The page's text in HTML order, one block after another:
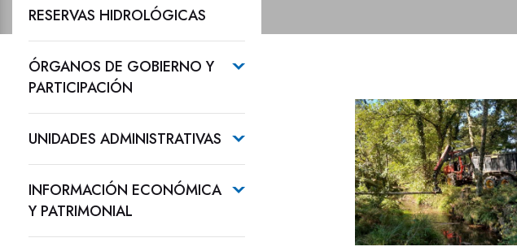
RESERVAS HIDROLÓGICAS
ÓRGANOS DE GOBIERNO Y
PARTICIPACIÓN
UNIDADES ADMINISTRATIVAS
INFORMACIÓN ECONÓMICA
Y PATRIMONIAL